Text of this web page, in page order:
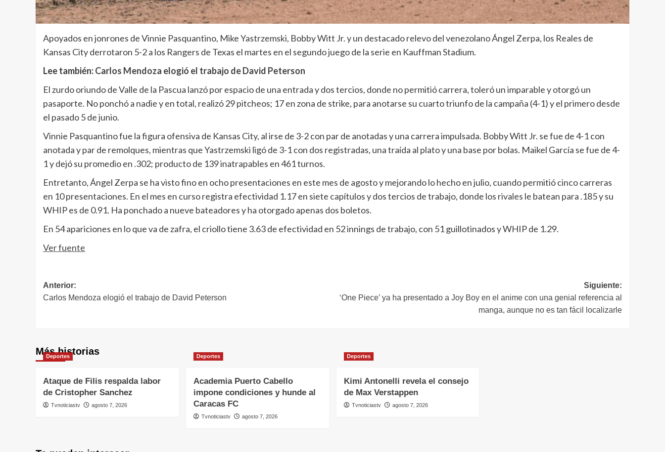
Apoyados en jonrones de Vinnie Pasquantino, Mike Yastrzemski, Bobby Witt Jr. y un destacado relevo del venezolano Ángel Zerpa, los Reales de
Kansas City derrotaron 5-2 a los Rangers de Texas el martes en el segundo juego de la serie en Kauffman Stadium.
Lee también:Carlos Mendoza elogió el trabajo de David Peterson
El zurdo oriundo de Valle de la Pascua lanzó por espacio de una entrada y dos tercios, donde no permitió carrera, toleró un imparable y otorgó un
pasaporte. No ponchó a nadie y en total, realizó 29 pitcheos; 17 en zona de strike, para anotarse su cuarto triunfo de la campaña (4-1) y el primero desde
el pasado 5 de junio.
Vinnie Pasquantino fue la figura ofensiva de Kansas City, al irse de 3-2 con par de anotadas y una carrera impulsada. Bobby Witt Jr. se fue de 4-1 con
anotada y par de remolques, mientras que Yastrzemski ligó de 3-1 con dos registradas, una traída al plato y una base por bolas. Maikel García se fue de 4-
1 y dejó su promedio en .302; producto de 139 inatrapables en 461 turnos.
Entretanto, Ángel Zerpa se ha visto fino en ocho presentaciones en este mes de agosto y mejorando lo hecho en julio, cuando permitió cinco carreras
en 10 presentaciones. En el mes en curso registra efectividad 1.17 en siete capítulos y dos tercios de trabajo, donde los rivales le batean para .185 y su
WHIP es de 0.91. Ha ponchado a nueve bateadores y ha otorgado apenas dos boletos.
En 54 apariciones en lo que va de zafra, el criollo tiene 3.63 de efectividad en 52 innings de trabajo, con 51 guillotinados y WHIP de 1.29.
Ver fuente
Navegación
de
Anterior:
Carlos Mendoza elogió el trabajo de David Peterson
Siguiente:
‘One Piece’ ya ha presentado a Joy Boy en el anime con una genial referencia al
manga, aunque no es tan fácil localizarle
Más historias
Deportes
Ataque de Filis respalda labor
de Cristopher Sanchez
Tvnoticiastv agosto 7, 2026
Deportes
Academia Puerto Cabello
impone condiciones y hunde al
Caracas FC
Tvnoticiastv agosto 7, 2026
Deportes
Kimi Antonelli revela el consejo
de Max Verstappen
Tvnoticiastv agosto 7, 2026